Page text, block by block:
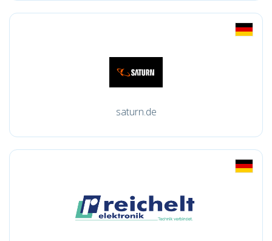
saturn.de